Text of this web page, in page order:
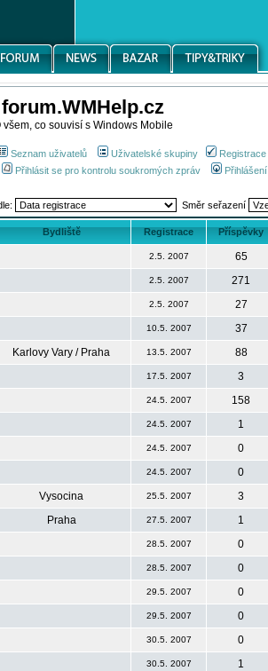
forum.WMHelp.cz
všem, co souvisí s Windows Mobile
Seznam uživatelů Uživatelské skupiny
Registrace
Přihlásit se pro kontrolu soukromých zpráv Přihlášení
Směr seřazení
Bydliště Registrace Příspěvky
2.5. 2007
65
2.5. 2007
271
2.5. 2007
27
10.5. 2007
37
Karlovy Vary / Praha 13.5. 2007
88
17.5. 2007
3
24.5. 2007
158
24.5. 2007
1
24.5. 2007
0
24.5. 2007
0
Vysocina 25.5. 2007
3
Praha 27.5. 2007
1
28.5. 2007
0
28.5. 2007
0
29.5. 2007
0
29.5. 2007
0
30.5. 2007
0
30.5. 2007
1